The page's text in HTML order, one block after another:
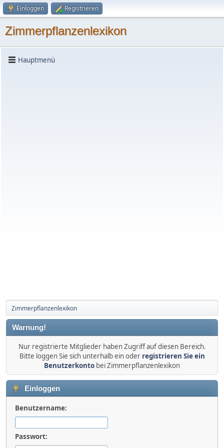
Einloggen Registrieren
Zimmerpflanzenlexikon
Hauptmenü
Zimmerpflanzenlexikon
Warnung!
Nur registrierte Mitglieder haben Zugriff auf diesen Bereich.
Bitte loggen Sie sich unterhalb ein oder registrieren Sie ein
Benutzerkonto bei Zimmerpflanzenlexikon
Einloggen
Benutzername:
Passwort: